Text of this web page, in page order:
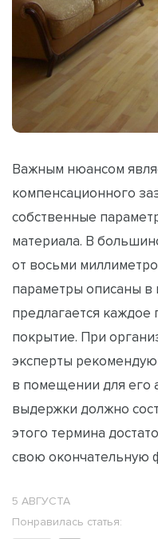
Важным нюансом
компенсационного
собственные
материала. В
от восьми
параметры описаны в
предлагается
покрытие. При
эксперты
в помещении для его
выдержки должно
этого термина
свою окончательную
5 АВГУСТА
Понравилась статья: